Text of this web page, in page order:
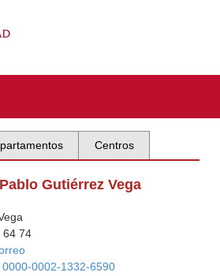
Centros
Gutiérrez Vega
64 74
0000-0002-1332-6590